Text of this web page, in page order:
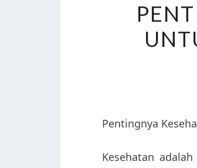
Pentingnya
Kesehatan